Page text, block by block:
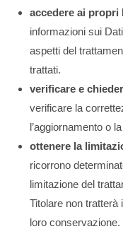
accedere ai propri
informazioni sui
aspetti del
trattati.
verificare e
verificare la
l’aggiornamento o
ottenere la
ricorrono
limitazione del
Titolare non
loro conservazione.